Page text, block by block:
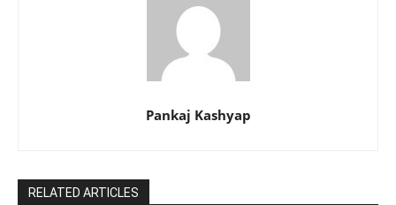
Pankaj Kashyap
RELATED ARTICLES